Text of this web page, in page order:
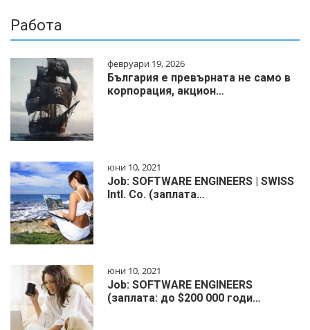
Работа
февруари 19, 2026
България е превърната не само в
корпорация, акцион…
юни 10, 2021
Job: SOFTWARE ENGINEERS | SWISS
Intl. Co. (заплата…
юни 10, 2021
Job: SOFTWARE ENGINEERS
(заплата: до $200 000 годи…